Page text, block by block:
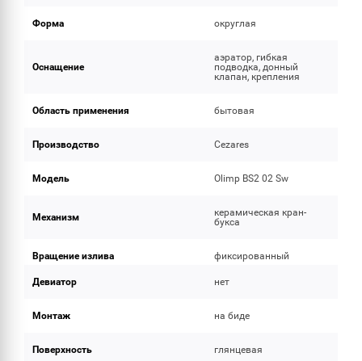
Форма округлая
Оснащение
аэратор, гибкая
подводка, донный
клапан, крепления
Область применения бытовая
Производство Cezares
Модель Olimp BS2 02 Sw
Механизм
керамическая кран-
букса
Вращение излива фиксированный
Девиатор нет
Монтаж на биде
Поверхность глянцевая